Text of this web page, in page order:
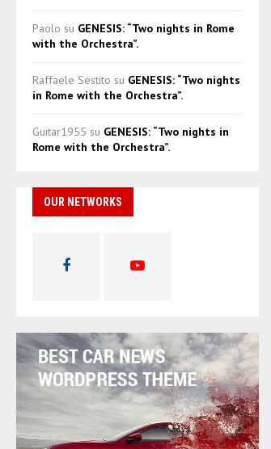
Paolo su GENESIS: “Two nights in Rome
with the Orchestra”.
Raffaele Sestito su GENESIS: “Two nights
in Rome with the Orchestra”.
Guitar1955 su GENESIS: “Two nights in
Rome with the Orchestra”.
OUR NETWORKS